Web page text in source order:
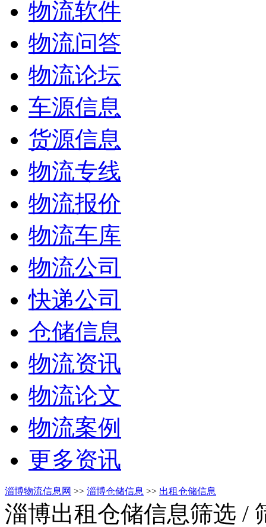
物流软件
物流问答
物流论坛
车源信息
货源信息
物流专线
物流报价
物流车库
物流公司
快递公司
仓储信息
物流资讯
物流论文
物流案例
更多资讯
淄博物流信息网 >> 淄博仓储信息 >> 出租仓储信息
淄博出租仓储信息筛选 /